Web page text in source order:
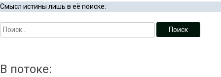
Смысл истины лишь в её поиске:
В потоке: